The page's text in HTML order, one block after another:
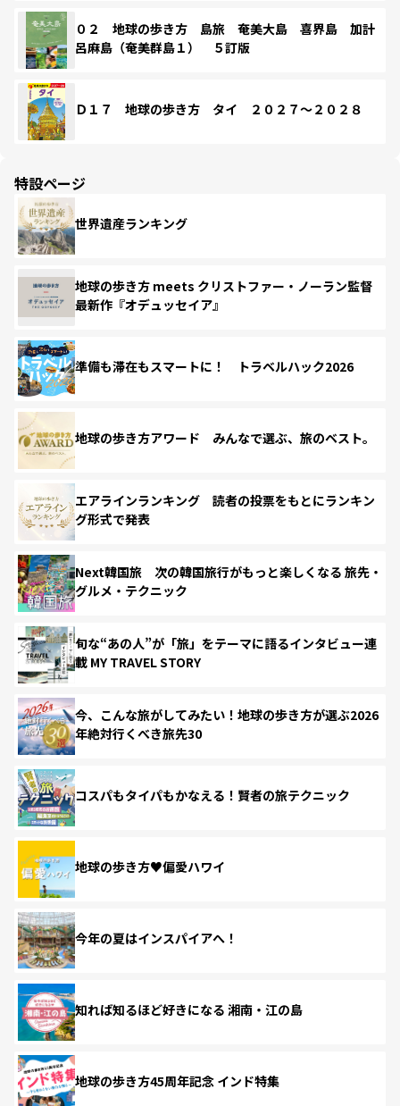
０２ 地球の歩き方 島旅 奄美大島 喜界島 加計
呂麻島（奄美群島１） ５訂版
Ｄ１７ 地球の歩き方 タイ ２０２７～２０２８
特設ページ
世界遺産ランキング
地球の歩き方 meets クリストファー・ノーラン監督
最新作『オデュッセイア』
準備も滞在もスマートに！ トラベルハック2026
地球の歩き方アワード みんなで選ぶ、旅のベスト。
エアラインランキング 読者の投票をもとにランキン
グ形式で発表
Next韓国旅 次の韓国旅行がもっと楽しくなる 旅先・
グルメ・テクニック
旬な“あの人”が「旅」をテーマに語るインタビュー連
載 MY TRAVEL STORY
今、こんな旅がしてみたい！地球の歩き方が選ぶ2026
年絶対行くべき旅先30
コスパもタイパもかなえる！賢者の旅テクニック
地球の歩き方♥偏愛ハワイ
今年の夏はインスパイアへ！
知れば知るほど好きになる 湘南・江の島
地球の歩き方45周年記念 インド特集